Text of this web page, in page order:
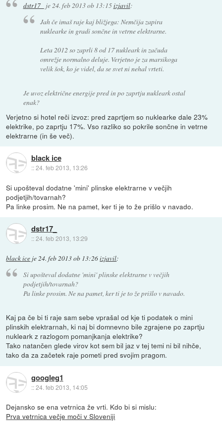
dstr17_ je24. feb 2013 ob 13:15izjavil:
Jah če imaš raje kaj bližjega: Nemčija zapira
nuklearke in gradi sončne in vetrne elektrarne.
Leta 2012 so zaprli 8 od 17 nukleark in začuda
omrežje normalno deluje. Verjetno je za marsikoga
velik šok, ko je videl, da se svet ni nehal vrteti.
Je uvoz električne energije pred in po zaprtju nukleark ostal
enak?
Verjetno si hotel reči izvoz: pred zaprtjem so nuklearke dale 23%
elektrike, po zaprtju 17%. Vso razliko so pokrile sončne in vetrne
elektrarne (in še več).
black ice
::24. feb 2013, 13:26
Si upošteval dodatne 'mini' plinske elektrarne v večjih
podjetjih/tovarnah?
Pa linke prosim. Ne na pamet, ker ti je to že prišlo v navado.
dstr17_
::24. feb 2013, 13:29
black ice je24. feb 2013 ob 13:26izjavil:
Si upošteval dodatne 'mini' plinske elektrarne v večjih
podjetjih/tovarnah?
Pa linke prosim. Ne na pamet, ker ti je to že prišlo v navado.
Kaj pa če bi ti raje sam sebe vprašal od kje ti podatek o mini
plinskih elektrarnah, ki naj bi domnevno bile zgrajene po zaprtju
nukleark z razlogom pomanjkanja elektrike?
Tako natančen glede virov kot sem bil jaz v tej temi ni bil nihče,
tako da za začetek raje pometi pred svojim pragom.
googleg1
::24. feb 2013, 14:05
Dejansko se ena vetrnica že vrti. Kdo bi si mislu:
Prva vetrnica večje moči v Sloveniji